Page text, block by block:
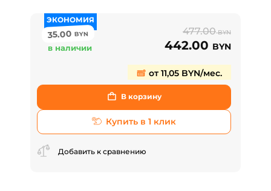
ЭКОНОМИЯ
35.00BYN
в наличии
477.00BYN
442.00 BYN
от 11,05 BYN/мес.
В корзину
Купить в 1 клик
Добавить к сравнению